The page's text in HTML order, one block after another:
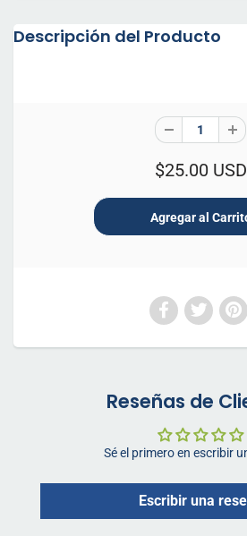
Descripción del Producto
$25.00 USD
Reseñas de
Sé el primero en escribir
Escribir una